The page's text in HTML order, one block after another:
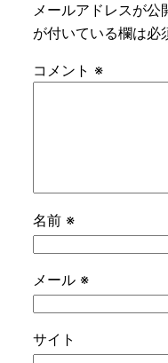
メールアドレスが公
が付いている欄は必
コメント ※
名前 ※
メール ※
サイト